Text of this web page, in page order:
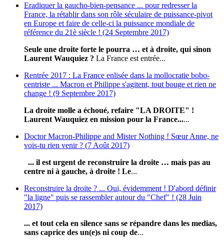
Eradiquer la gaucho-bien-pensance ... pour redresser la
France, la rétablir dans son rôle séculaire de puissance-pivot
en Europe et faire de celle-ci la puissance mondiale de
référence du 21è siècle ! (24 Septembre 2017)
Seule une droite forte le pourra … et à droite, qui sinon
Laurent Wauquiez ? La France est entrée...
Rentrée 2017 : La France enlisée dans la mollocratie bobo-
centriste ... Macron et Philippe s'agitent, tout bouge et rien ne
change ! (9 Septembre 2017)
La droite molle a échoué, refaire "LA DROITE" !
Laurent Wauquiez en mission pour la France......
Doctor Macron-Philippe and Mister Nothing ! Sœur Anne, ne
vois-tu rien venir ? (7 Août 2017)
... il est urgent de reconstruire la droite … mais pas au
centre ni à gauche, à droite ! Le...
Reconstruire la droite ? ... Oui, évidemment ! D'abord définir
"la ligne" puis se rassembler autour du "Chef" ! (28 Juin
2017)
... et tout cela en silence sans se répandre dans les medias,
sans caprice des un(e)s ni coup de...